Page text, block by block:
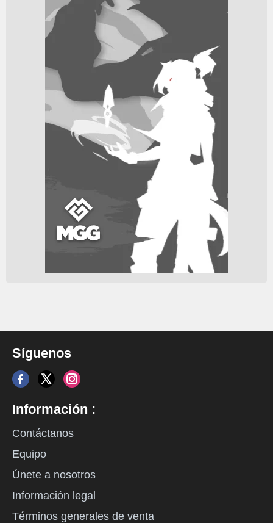
Síguenos
Información :
Contáctanos
Equipo
Únete a nosotros
Información legal
Términos generales de venta